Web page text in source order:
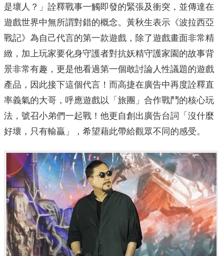
是壞人？」詮釋戰事一觸即發的緊張及衝突，並傳達在
遊戲世界中無所謂對錯的概念。黃秋生表示《波拉西亞
戰記》為自己代言的第一款遊戲，除了遊戲畫面非常精
緻，加上玩家要化身守護者對抗妖精守護家園的故事背
景非常有趣，更是他看過第一個敢討論人性議題的遊戲
產品，因此接下這個代言！而高捷在廣告中再度詮釋直
率義氣的大哥，呼應遊戲以「旅團」合作戰鬥的核心玩
法，號召小弟們一起戰！他更自創出廣告台詞「沒什麼
好壞，只有輸贏」，希望藉此帶給觀眾不同的感受。